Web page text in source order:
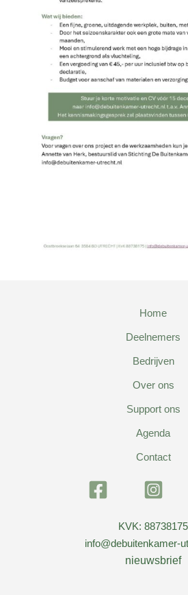
Home
Deelnemers
Bedrijven
Over ons
Support ons
Agenda
Contact
KVK: 88738175
info@debuitenkamer-
nieuwsbrief